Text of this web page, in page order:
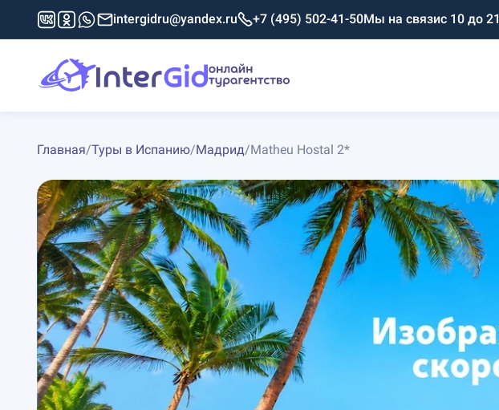
intergidru@yandex.ru +7 (495) 502-41-50Мы на связис 10 до 21
Главная/Туры в Испанию/Мадрид/Matheu Hostal 2*